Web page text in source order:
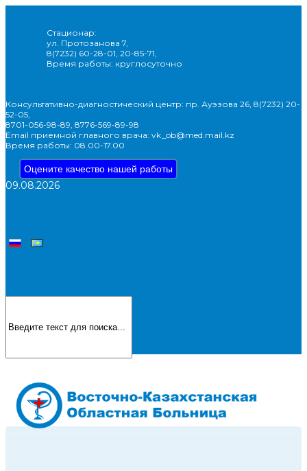
Стационар:
ул. Протозанова 7,
8(7232) 60-28-01, 20-85-71,
Время работы: круглосуточно
Консультативно-диагностический центр: пр. Ауэзова 26, 8(7232) 20-
52-05,
8701-056-98-89, 8776-569-89-98
Email приемной главного врача: vk_ob@med.mail.kz
Время работы: 08.00-17.00
Оцените качество нашей работы
09.08.2026